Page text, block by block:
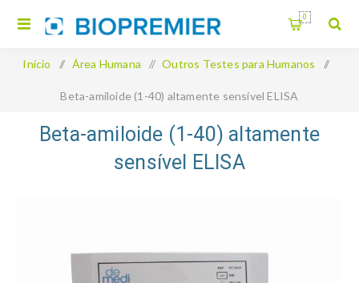
0
Início / Área Humana / Outros Testes para Humanos /
Beta-amiloide (1-40) altamente sensível ELISA
Beta-amiloide (1-40) altamente
sensível ELISA